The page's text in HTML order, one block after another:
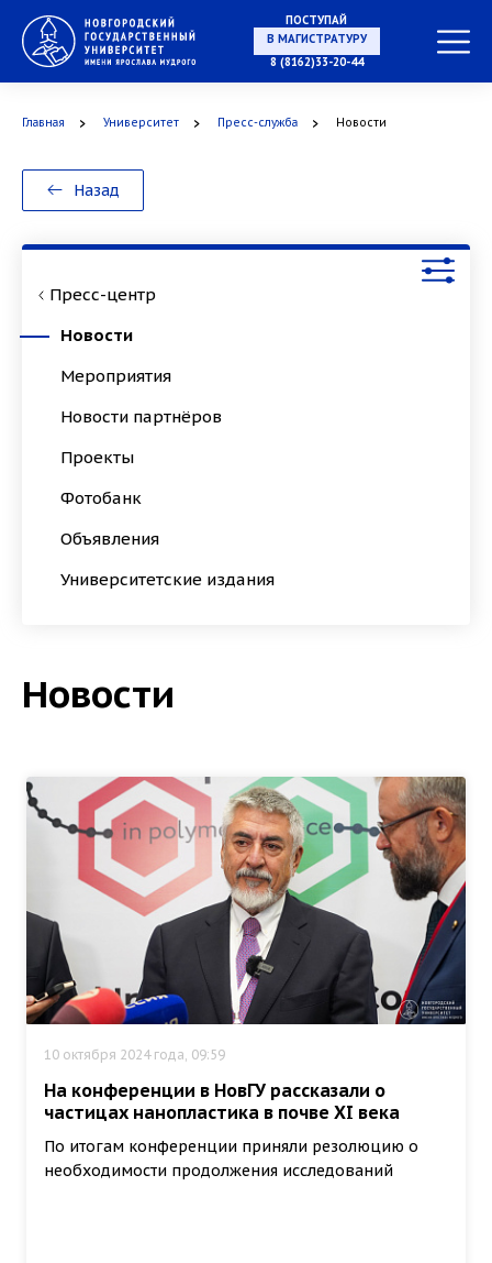
ПОСТУПАЙ
НА СПЕЦИАЛИТЕТ
8 (8162)33-20-44
Главная Университет Пресс-служба Новости
Назад
Пресс-центр
Новости
Мероприятия
Новости партнёров
Проекты
Фотобанк
Объявления
Университетские издания
Новости
10 октября 2024 года, 09:59
На конференции в НовГУ рассказали о
частицах нанопластика в почве XI века
По итогам конференции приняли резолюцию о
необходимости продолжения исследований